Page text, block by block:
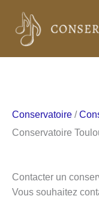
contenu
Conservatoire /
Conservatoire
Contacter un
Vous souhaitez